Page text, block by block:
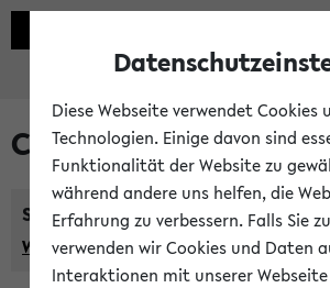
Courses taught in
Semester:
WiSe 2026/2027 SoSe 2026 Previous...
Diese Webseite verwendet Cookies
Technologien. Einige davon sind
Funktionalität der Website zu
während andere uns helfen, die
Erfahrung zu verbessern. Falls Sie
verwenden wir Cookies und Daten
Interaktionen mit unserer Webseite